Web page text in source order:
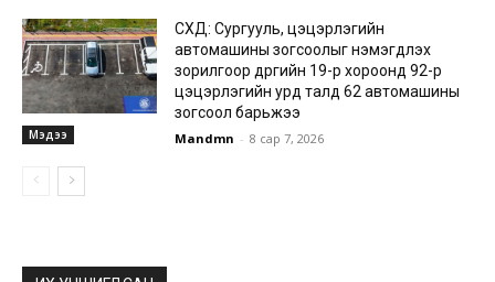
Мэдээ
СХД: Сургууль, цэцэрлэгийн
автомашины зогсоолыг нэмэгдүүлэх
зорилгоор дүүргийн 19-р хороонд 92-р
цэцэрлэгийн урд талд 62 автомашины
зогсоол барьжээ
Mandmn - 8 сар 7, 2026